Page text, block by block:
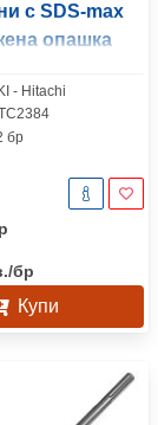
с SDS-max
опашка
- Hitachi
бр
/бр
Купи